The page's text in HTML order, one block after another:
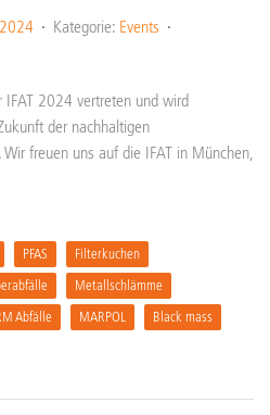
Kategorie: Events
2024 vertreten und wird
der nachhaltigen
freuen uns auf die IFAT in München,
PFAS
Filterkuchen
Metallschlämme
Abfälle MARPOL
Black mass